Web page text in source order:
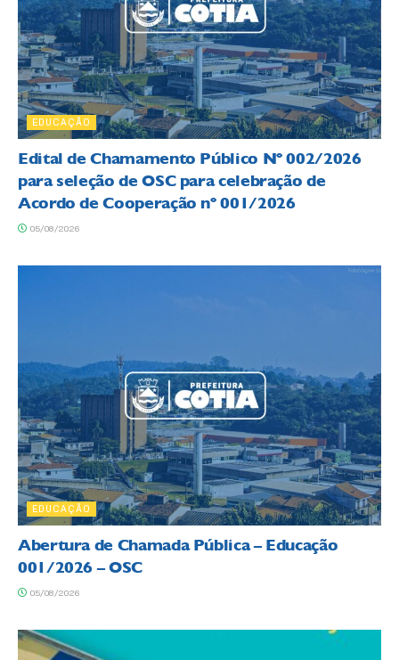
EDUCAÇÃO
Edital de Chamamento Público Nº 002/2026
para seleção de OSC para celebração de
Acordo de Cooperação nº 001/2026
05/08/2026
EDUCAÇÃO
Abertura de Chamada Pública – Educação
001/2026 – OSC
05/08/2026